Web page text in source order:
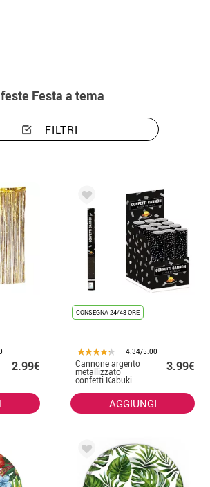
Festa a tema
FILTRI
2.99€
CONSEGNA 24/48 ORE
4.34/5.00
Cannone argento
metallizzato
confetti Kabuki
matrimoni
3.99€
AGGIUNGI